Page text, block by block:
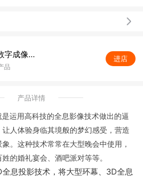
深圳全息数字成像公司
品
进店
产品详情
运用高科技的全息影像技术做出的逼
人体验身临其境般的梦幻感受，营造
。这种技术常常在大型晚会中使用，
的婚礼宴会、酒吧派对等等。
全息投影技术，将大型环幕、 3D全息